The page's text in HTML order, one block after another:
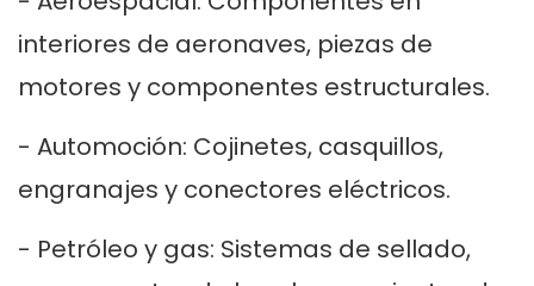
interiores de aeronaves, piezas de
motores y componentes estructurales.
- Automoción: Cojinetes, casquillos,
engranajes y conectores eléctricos.
- Petróleo y gas: Sistemas de sellado,